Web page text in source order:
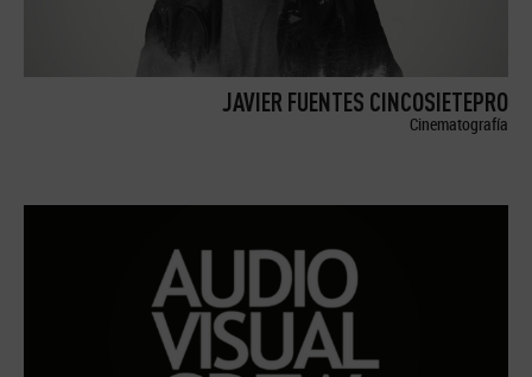
JAVIER FUENTES CINCOSIETEPRO
Cinematografía